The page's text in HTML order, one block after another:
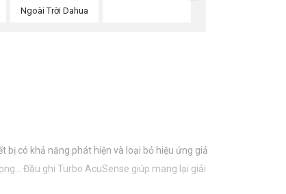
Ngoài Trời Dahua
có khả năng phát hiện và loại bỏ hiệu ứng giả
Đầu ghi Turbo AcuSense giúp mang lại giải